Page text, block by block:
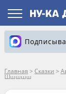
Главная > Сказки >
Шшшшш